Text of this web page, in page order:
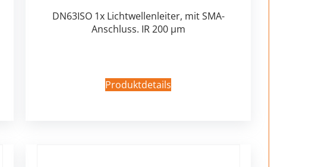
DN63ISO 1x Lichtwellenleiter, mit SMA-
Anschluss. IR 200 µm
Produktdetails